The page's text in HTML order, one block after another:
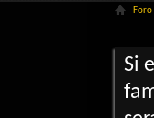
Foro
Si